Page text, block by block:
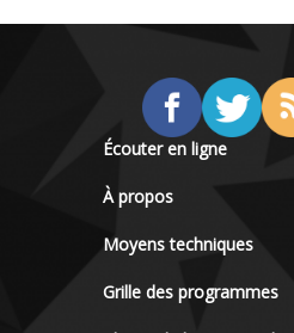
Écouter en ligne
À propos
Moyens techniques
Grille des programmes